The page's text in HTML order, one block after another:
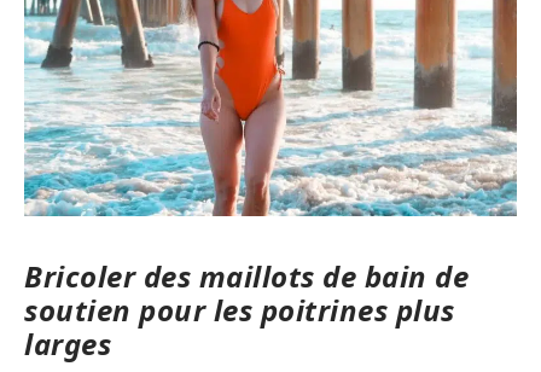
Bricoler des maillots de bain de
soutien pour les poitrines plus
larges